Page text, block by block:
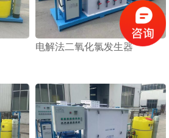
电解法二氧化氯发生器